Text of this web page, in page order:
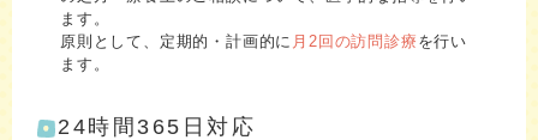
ます。
原則として、定期的・計画的に 月2回の訪問診療 を行い
ます。
24時間365日対応